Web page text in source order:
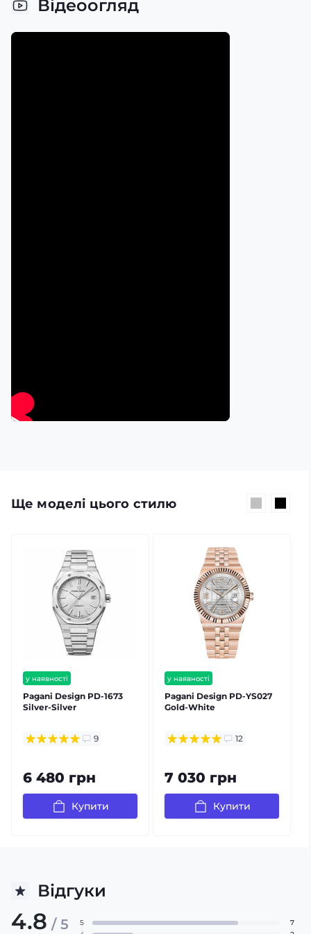
Відеоогляд
Ще моделі цього стилю
у наявності
безкоштовна доставка
гарантія 12 міс
Pagani Design PD-1673
Silver-Silver
9
6 480 грн
Купити
у наявності
безкоштовна доставка
гарантія 12 міс
Pagani Design PD-YS027
Gold-White
12
7 030 грн
Купити
Відгуки
4.8 / 5 5
7